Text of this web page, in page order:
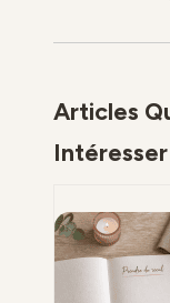
Articles